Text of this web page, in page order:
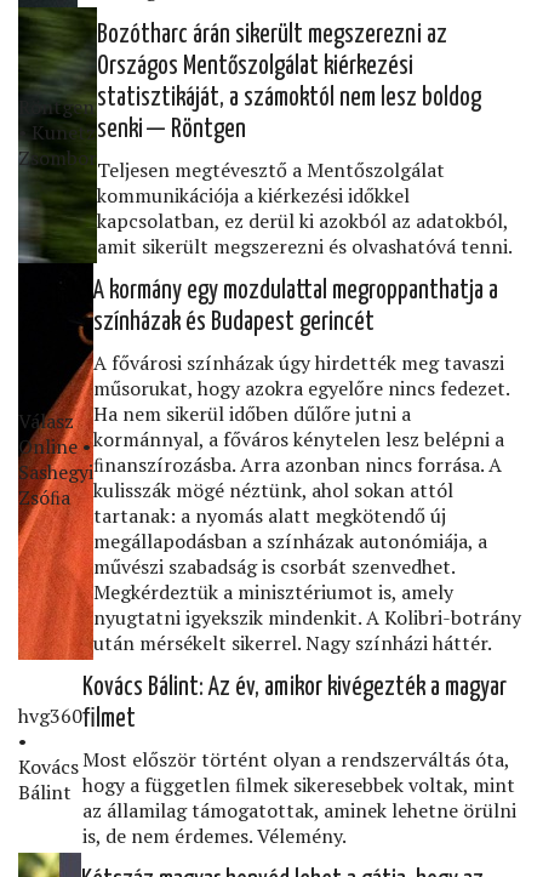
Röntgen
• Kunetz
Zsombor
Bozótharc árán sikerült megszerezni az
Országos Mentőszolgálat kiérkezési
statisztikáját, a számoktól nem lesz boldog
senki — Röntgen
Teljesen megtévesztő a Mentőszolgálat
kommunikációja a kiérkezési időkkel
kapcsolatban, ez derül ki azokból az adatokból,
amit sikerült megszerezni és olvashatóvá tenni.
Válasz
Online •
Sashegyi
Zsóﬁa
A kormány egy mozdulattal megroppanthatja a
színházak és Budapest gerincét
A fővárosi színházak úgy hirdették meg tavaszi
műsorukat, hogy azokra egyelőre nincs fedezet.
Ha nem sikerül időben dűlőre jutni a
kormánnyal, a főváros kénytelen lesz belépni a
ﬁnanszírozásba. Arra azonban nincs forrása. A
kulisszák mögé néztünk, ahol sokan attól
tartanak: a nyomás alatt megkötendő új
megállapodásban a színházak autonómiája, a
művészi szabadság is csorbát szenvedhet.
Megkérdeztük a minisztériumot is, amely
nyugtatni igyekszik mindenkit. A Kolibri-botrány
után mérsékelt sikerrel. Nagy színházi háttér.
hvg360
•
Kovács
Bálint
Kovács Bálint: Az év, amikor kivégezték a magyar
ﬁlmet
Most először történt olyan a rendszerváltás óta,
hogy a független ﬁlmek sikeresebbek voltak, mint
az államilag támogatottak, aminek lehetne örülni
is, de nem érdemes. Vélemény.